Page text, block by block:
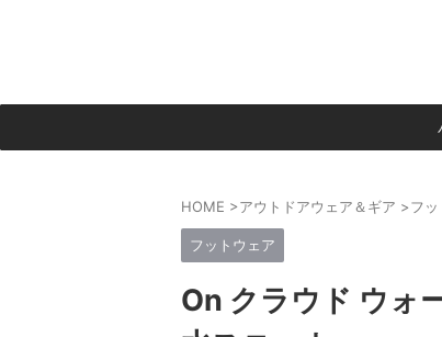
HOME >アウトドアウェア＆ギア >フ
フットウェア
On クラウド ウォ